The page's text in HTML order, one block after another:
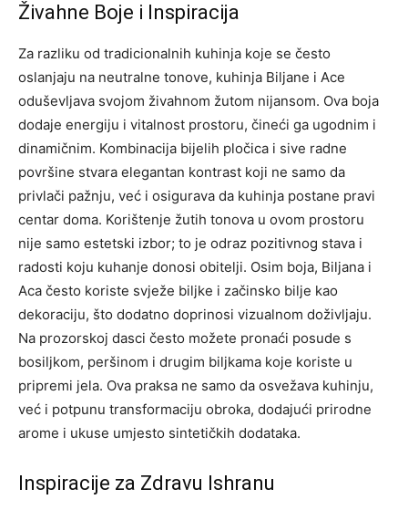
Živahne Boje i Inspiracija
Za razliku od tradicionalnih kuhinja koje se često
oslanjaju na neutralne tonove, kuhinja Biljane i Ace
oduševljava svojom živahnom žutom nijansom. Ova boja
dodaje energiju i vitalnost prostoru, čineći ga ugodnim i
dinamičnim. Kombinacija bijelih pločica i sive radne
površine stvara elegantan kontrast koji ne samo da
privlači pažnju, već i osigurava da kuhinja postane pravi
centar doma. Korištenje žutih tonova u ovom prostoru
nije samo estetski izbor; to je odraz pozitivnog stava i
radosti koju kuhanje donosi obitelji. Osim boja, Biljana i
Aca često koriste svježe biljke i začinsko bilje kao
dekoraciju, što dodatno doprinosi vizualnom doživljaju.
Na prozorskoj dasci često možete pronaći posude s
bosiljkom, peršinom i drugim biljkama koje koriste u
pripremi jela. Ova praksa ne samo da osvežava kuhinju,
već i potpunu transformaciju obroka, dodajući prirodne
arome i ukuse umjesto sintetičkih dodataka.
Inspiracije za Zdravu Ishranu